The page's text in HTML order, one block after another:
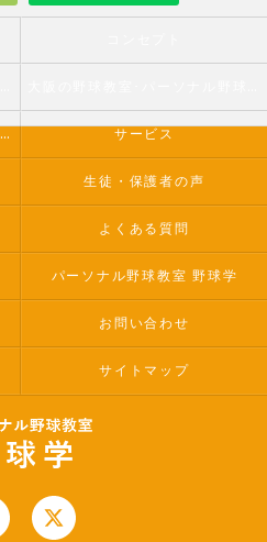
大阪の野球教室･パーソナル野球教室 野球学のお客様の声 サービス
生徒・保護者の声
よくある質問
パーソナル野球教室 野球学
お問い合わせ
サイトマップ